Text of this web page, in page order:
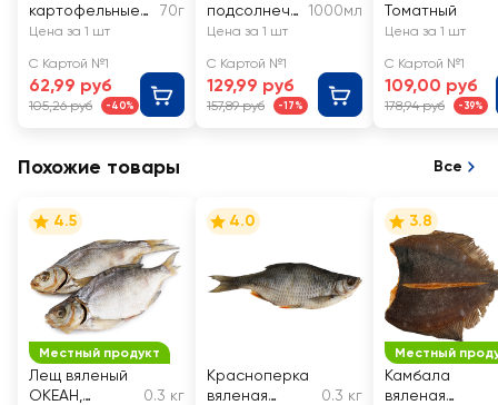
картофельные
ХРУСТЯЩИЙ
солью, в
ломтиках
70г
Цена за 1 шт
С Картой №1
62,99 руб
105,26 руб -40%
подсолнечн
ое ОЛЕЙНА
нное
дезодориро
ванное 1-й
1000мл
Цена за 1 шт
С Картой №1
129,99 руб
157,89 руб -17%
Томатный
Цена за 1 шт
С Картой №1
109,00 руб
178,94 руб -39%
Похожие товары Все
Местный продукт
4.5
Лещ вяленый
ОКЕАН,
0.3 кг
4.0
Красноперка
вяленая
0.3 кг
Местный
3.8
Камбала
вяленая